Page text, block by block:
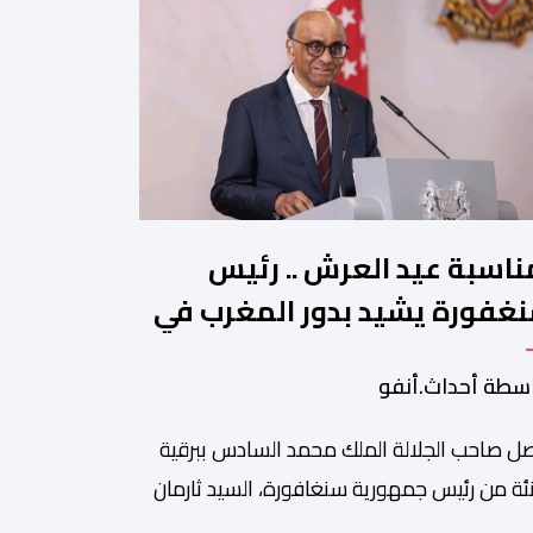
عيد العرش .. رئيس
يشيد بدور المغرب في
الحوار بين الأديان
أحداث.أنفو
صاحب الجلالة الملك محمد السادس ببرقية
من رئيس جمهورية سنغافورة، السيد ثارمان